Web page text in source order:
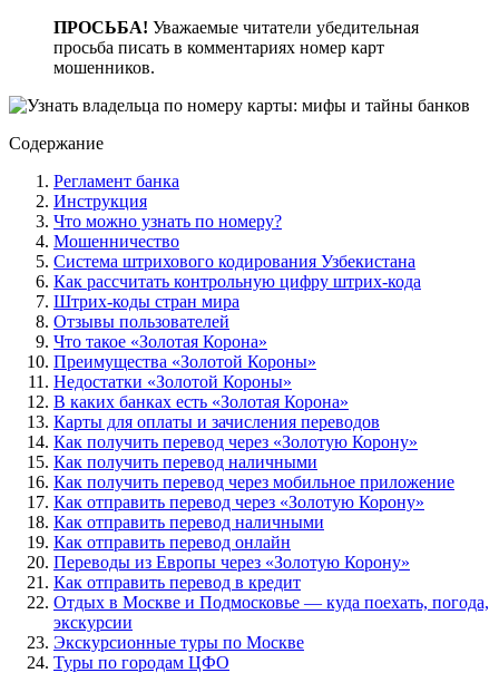
ПРОСЬБА! Уважаемые читатели убедительная
просьба писать в комментариях номер карт
мошенников.
Содержание
Регламент банка
Инструкция
Что можно узнать по номеру?
Мошенничество
Система штрихового кодирования Узбекистана
Как рассчитать контрольную цифру штрих-кода
Штрих-коды стран мира
Отзывы пользователей
Что такое «Золотая Корона»
Преимущества «Золотой Короны»
Недостатки «Золотой Короны»
В каких банках есть «Золотая Корона»
Карты для оплаты и зачисления переводов
Как получить перевод через «Золотую Корону»
Как получить перевод наличными
Как получить перевод через мобильное приложение
Как отправить перевод через «Золотую Корону»
Как отправить перевод наличными
Как отправить перевод онлайн
Переводы из Европы через «Золотую Корону»
Как отправить перевод в кредит
Отдых в Москве и Подмосковье — куда поехать, погода,
экскурсии
Экскурсионные туры по Москве
Туры по городам ЦФО